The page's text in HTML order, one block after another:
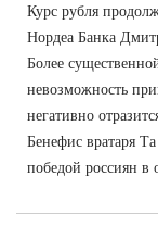
Курс рубля
Нордеа Банка
Более
невозможность
негативно
Бенефис вратаря
победой россиян в